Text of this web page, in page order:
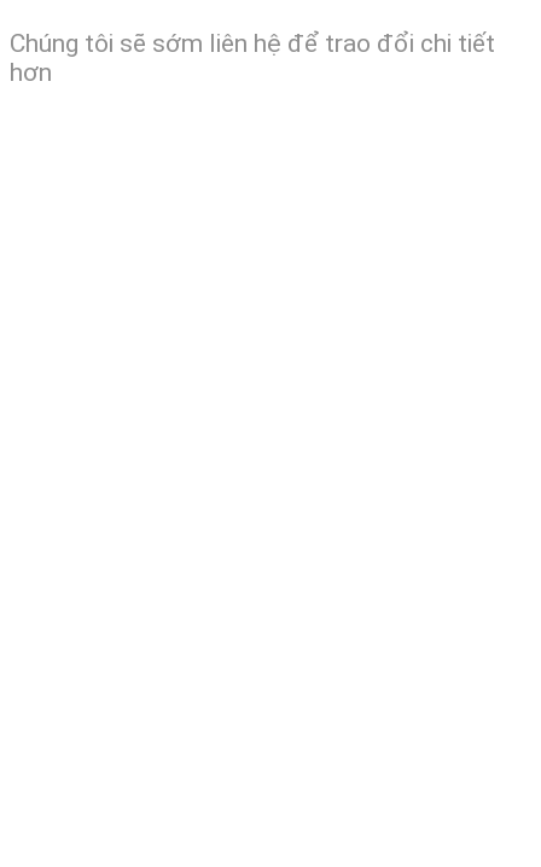
Chúng tôi sẽ sớm liên hệ để trao đổi chi tiết
hơn